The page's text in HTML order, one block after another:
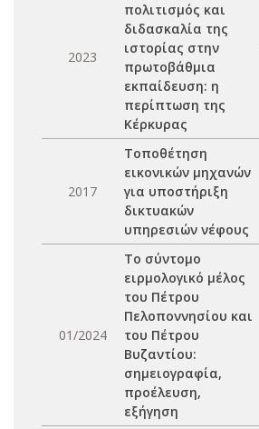
2023
πολιτισμός και
διδασκαλία της
ιστορίας στην
πρωτοβάθμια
εκπαίδευση: η
περίπτωση της
Κέρκυρας
2017
Τοποθέτηση
εικονικών μηχανών
για υποστήριξη
δικτυακών
υπηρεσιών νέφους
01/2024
Το σύντομο
ειρμολογικό μέλος
του Πέτρου
Πελοποννησίου και
του Πέτρου
Βυζαντίου:
σημειογραφία,
προέλευση,
εξήγηση